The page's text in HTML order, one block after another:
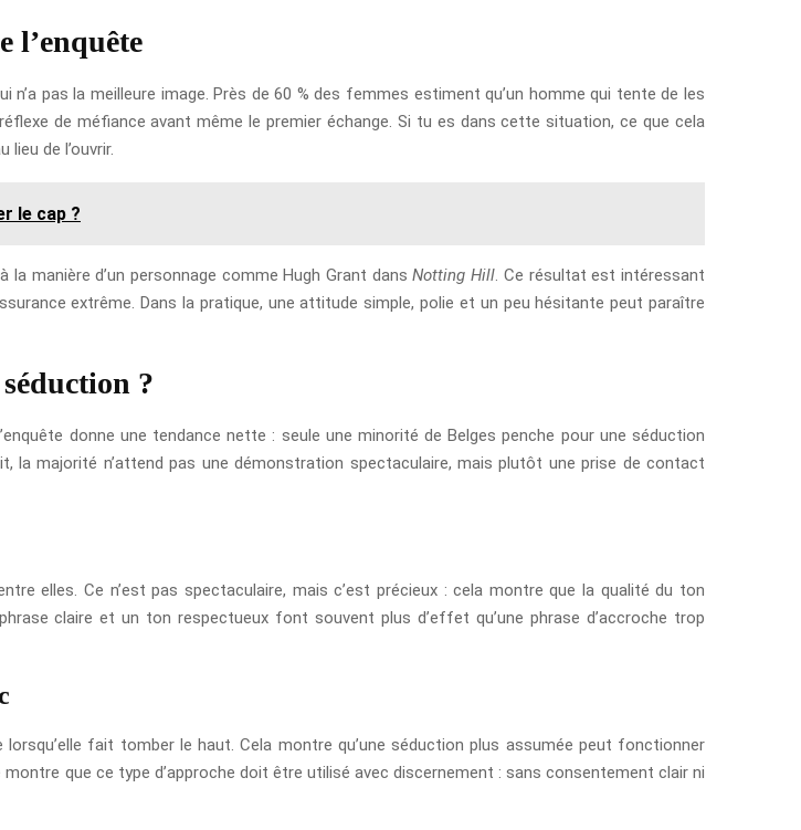
l’enquête
pas la meilleure image. Près de 60 % des femmes estiment qu’un homme qui tente de les
de méfiance avant même le premier échange. Si tu es dans cette situation, ce que cela
de l’ouvrir.
le cap ?
la manière d’un personnage comme Hugh Grant dansNotting Hill . Ce résultat est intéressant
extrême. Dans la pratique, une attitude simple, polie et un peu hésitante peut paraître
?
donne une tendance nette : seule une minorité de Belges penche pour une séduction
majorité n’attend pas une démonstration spectaculaire, mais plutôt une prise de contact
elles. Ce n’est pas spectaculaire, mais c’est précieux : cela montre que la qualité du ton
claire et un ton respectueux font souvent plus d’effet qu’une phrase d’accroche trop
fait tomber le haut. Cela montre qu’une séduction plus assumée peut fonctionner
que ce type d’approche doit être utilisé avec discernement : sans consentement clair ni